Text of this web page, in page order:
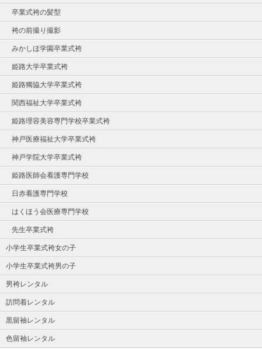
卒業式袴の髪型
袴の前撮り撮影
みかしほ学園卒業式袴
姫路大学卒業式袴
姫路獨協大学卒業式袴
関西福祉大学卒業式袴
姫路理容美容専門学校卒業式袴
神戸医療福祉大学卒業式袴
神戸学院大学卒業式袴
姫路医師会看護専門学校
日赤看護専門学校
はくほう会医療専門学校
先生卒業式袴
小学生卒業式袴女の子
小学生卒業式袴男の子
男袴レンタル
訪問着レンタル
黒留袖レンタル
色留袖レンタル